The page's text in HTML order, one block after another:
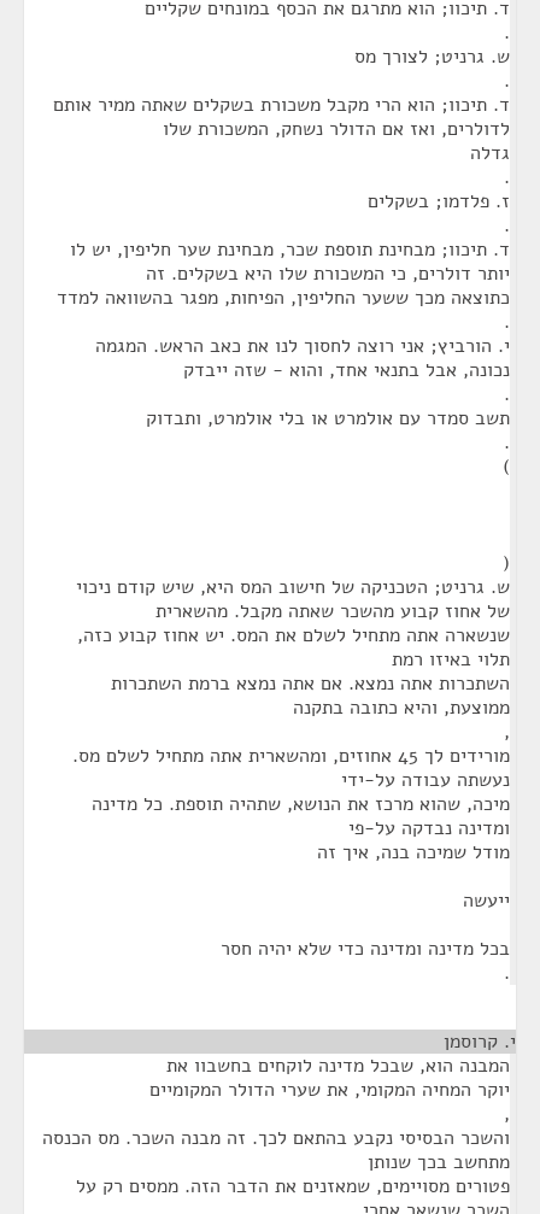
ד. תיכוו; הוא מתרגם את הכסף במונחים שקליים
.
ש. גרניט; לצורך מס
.
ד. תיכוו; הוא הרי מקבל משכורת בשקלים שאתה ממיר אותם
לדולרים, ואז אם הדולר נשחק, המשכורת שלו
גדלה
.
ז. פלדמו; בשקלים
.
ד. תיכוו; מבחינת תוספת שכר, מבחינת שער חליפין, יש לו
יותר דולרים, כי המשכורת שלו היא בשקלים. זה
כתוצאה מכך ששער החליפין, הפיחות, מפגר בהשוואה למדד
.
י. הורביץ; אני רוצה לחסוך לנו את כאב הראש. המגמה
נכונה, אבל בתנאי אחד, והוא - שזה ייבדק
.
תשב סמדר עם אולמרט או בלי אולמרט, ותבדוק
.
)
(
ש. גרניט; הטכניקה של חישוב המס היא, שיש קודם ניכוי
של אחוז קבוע מהשכר שאתה מקבל. מהשארית
שנשארה אתה מתחיל לשלם את המס. יש אחוז קבוע כזה,
תלוי באיזו רמת
השתכרות אתה נמצא. אם אתה נמצא ברמת השתכרות
ממוצעת, והיא כתובה בתקנה
,
מורידים לך 45 אחוזים, ומהשארית אתה מתחיל לשלם מס.
נעשתה עבודה על-ידי
מיכה, שהוא מרכז את הנושא, שתהיה תוספת. כל מדינה
ומדינה נבדקה על-פי
מודל שמיכה בנה, איך זה
ייעשה
בכל מדינה ומדינה כדי שלא יהיה חסר
.
י. קרוסמן
המבנה הוא, שבכל מדינה לוקחים בחשבוו את
יוקר המחיה המקומי, את שערי הדולר המקומיים
,
והשכר הבסיסי נקבע בהתאם לכך. זה מבנה השכר. מס הכנסה
מתחשב בכך שנותן
פטורים מסויימים, שמאזנים את הדבר הזה. ממסים רק על